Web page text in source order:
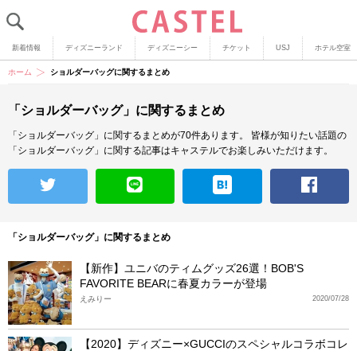
新着情報 ディズニーランド ディズニーシー チケット USJ ホテル空室
ホーム ショルダーバッグに関するまとめ
「ショルダーバッグ」に関するまとめ
「ショルダーバッグ」に関するまとめが70件あります。
皆様が知りたい話題の
「ショルダーバッグ」に関する記事はキャステルでお楽しみいただけます。
「ショルダーバッグ」に関するまとめ
【新作】ユニバのティムグッズ26選！BOB'S
FAVORITE BEARに春夏カラーが登場
2020/07/28
えみりー
【2020】ディズニー×GUCCIのスペシャルコラボコレ